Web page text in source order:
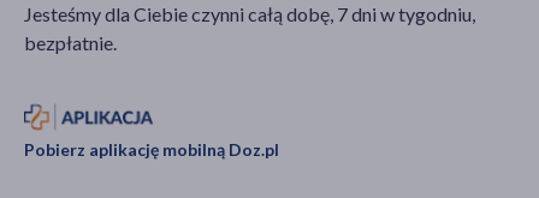
Jesteśmy dla Ciebie czynni całą dobę, 7 dni w tygodniu,
bezpłatnie.
Pobierz aplikację mobilną Doz.pl